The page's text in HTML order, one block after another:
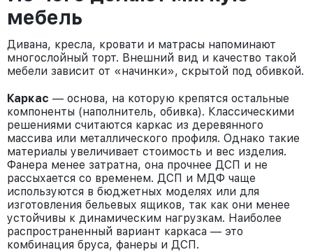
мебель
Дивана, кресла, кровати и матрасы напоминают
многослойный торт. Внешний вид и качество такой
мебели зависит от «начинки», скрытой под обивкой.
Каркас — основа, на которую крепятся остальные
компоненты (наполнитель, обивка). Классическими
решениями считаются каркас из деревянного
массива или металлического профиля. Однако такие
материалы увеличивает стоимость и вес изделия.
Фанера менее затратна, она прочнее ДСП и не
рассыхается со временем. ДСП и МДФ чаще
используются в бюджетных моделях или для
изготовления бельевых ящиков, так как они менее
устойчивы к динамическим нагрузкам. Наиболее
распространенный вариант каркаса — это
комбинация бруса, фанеры и ДСП.